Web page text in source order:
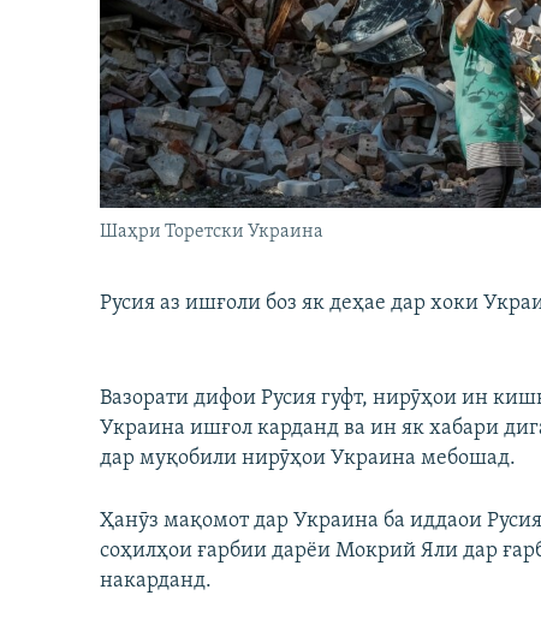
Шаҳри Торетски Украина
Русия аз ишғоли боз як деҳае дар хоки
Вазорати дифои Русия гуфт, нирӯҳои ин
Украина ишғол карданд ва ин як хабари
дар муқобили нирӯҳои Украина мебошад.
Ҳанӯз мақомот дар Украина ба иддаои
соҳилҳои ғарбии дарёи Мокрий Яли дар
накарданд.